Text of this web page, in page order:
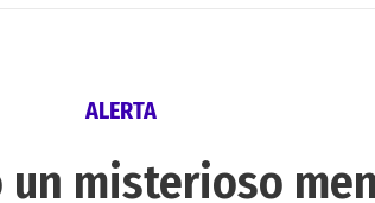
ALERTA
misterioso